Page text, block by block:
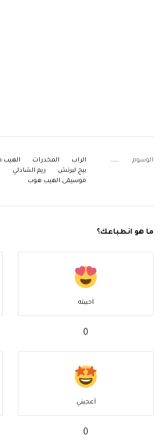
الوسوم الراب المخدرات الهيب
بيج ليرتش
ريم الشاذلي
موسيقى الهيب هوب
ما هو انطباعك؟
أحببته
0
أعجبني
0